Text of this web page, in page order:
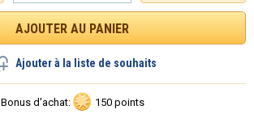
Ajouter à la liste de souhaits
Bonus d'achat: 150 points